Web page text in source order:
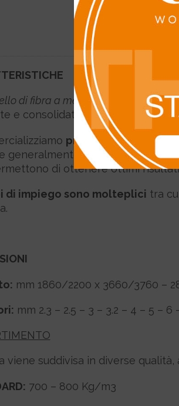
di fibra a media densità
è
e consolidate.
produzioni nazionali
generalmente con adesivi ureici/
di ottenere ottimi
di impiego sono molteplici tra
mm 1860/2200 x 3660/3760 –
mm 2.3 – 2.5 – 3 – 3.2 – 4 – 5 –
viene suddivisa in diverse
700 – 800 Kg/m3